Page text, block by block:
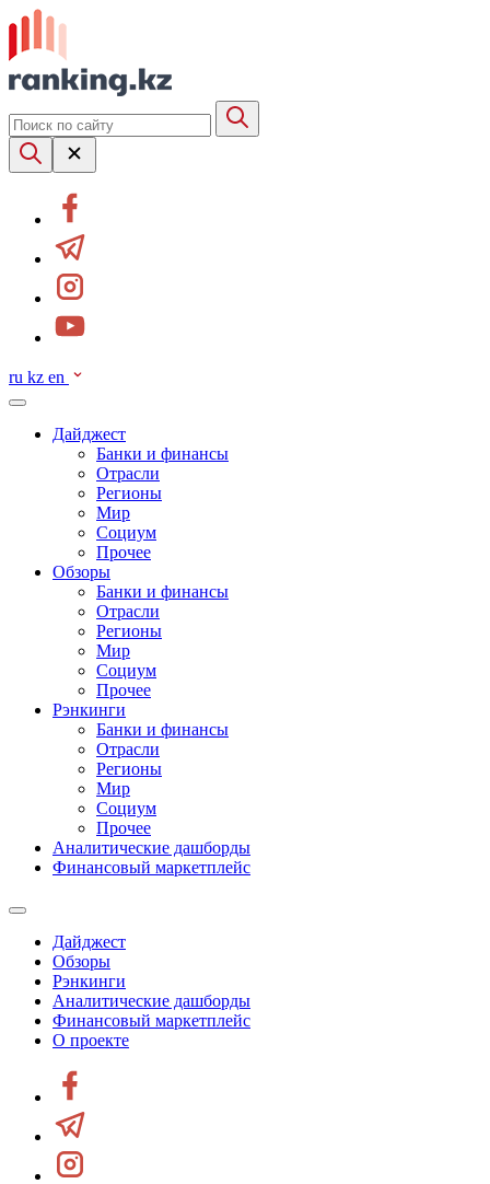
ru kz en
Дайджест
Банки и финансы
Отрасли
Регионы
Мир
Социум
Прочее
Обзоры
Банки и финансы
Отрасли
Регионы
Мир
Социум
Прочее
Рэнкинги
Банки и финансы
Отрасли
Регионы
Мир
Социум
Прочее
Аналитические дашборды
Финансовый маркетплейс
Дайджест
Обзоры
Рэнкинги
Аналитические дашборды
Финансовый маркетплейс
О проекте